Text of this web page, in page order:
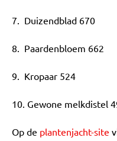
7. Duizendblad 670
8. Paardenbloem 662
9. Kropaar 524
10. Gewone melkdistel
Op de plantenjacht-site